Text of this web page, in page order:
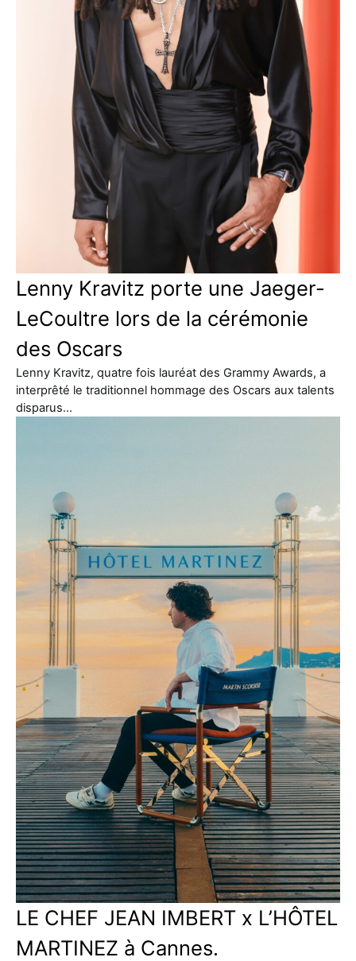
Lenny Kravitz porte une Jaeger-
LeCoultre lors de la cérémonie
des Oscars
Lenny Kravitz, quatre fois lauréat des Grammy Awards, a
interprêté le traditionnel hommage des Oscars aux talents
disparus…
LE CHEF JEAN IMBERT x L’HÔTEL
MARTINEZ à Cannes.